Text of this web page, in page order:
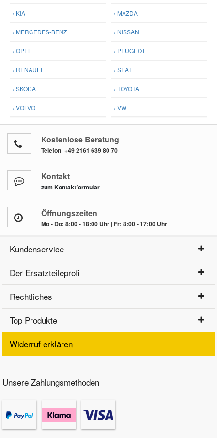
› KIA › MAZDA
› MERCEDES-BENZ › NISSAN
› OPEL › PEUGEOT
› RENAULT › SEAT
› SKODA › TOYOTA
› VOLVO › VW
Kostenlose Beratung
Telefon: +49 2161 639 80 70
Kontakt
zum Kontaktformular
Öffnungszeiten
Mo - Do: 8:00 - 18:00 Uhr | Fr: 8:00 - 17:00 Uhr
Kundenservice
Der Ersatzteileprofi
Rechtliches
Top Produkte
Widerruf erklären
Unsere Zahlungsmethoden